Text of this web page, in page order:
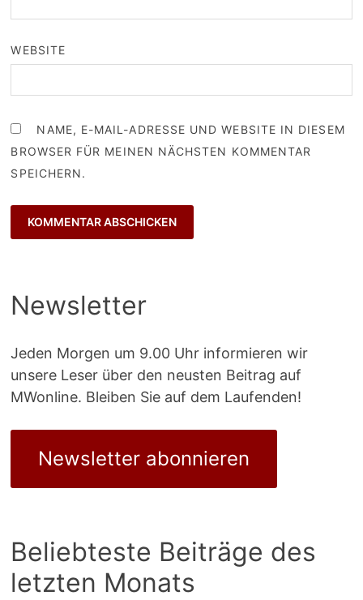
WEBSITE
NAME, E-MAIL-ADRESSE UND WEBSITE IN DIESEM
BROWSER FÜR MEINEN NÄCHSTEN KOMMENTAR
SPEICHERN.
Newsletter
Jeden Morgen um 9.00 Uhr informieren wir
unsere Leser über den neusten Beitrag auf
MWonline. Bleiben Sie auf dem Laufenden!
Newsletter abonnieren
Beliebteste Beiträge des
letzten Monats